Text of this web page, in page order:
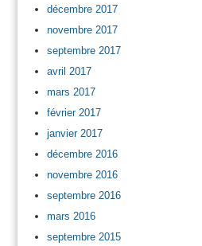
décembre 2017
novembre 2017
septembre 2017
avril 2017
mars 2017
février 2017
janvier 2017
décembre 2016
novembre 2016
septembre 2016
mars 2016
septembre 2015